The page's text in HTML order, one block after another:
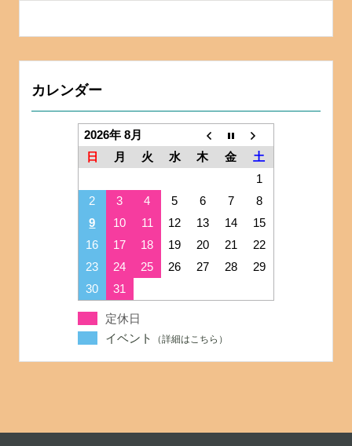
カレンダー
2026年 8月
日
月 火 水 木 金
土
1
2
3 4 5 6 7
8
9
10 11 12 13 14
15
16
17 18 19 20 21
22
23
24 25 26 27 28
29
30
31
定休日
イベント